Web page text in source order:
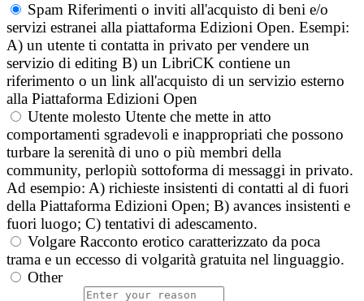
Spam Riferimenti o inviti all'acquisto di beni e/o
servizi estranei alla piattaforma Edizioni Open. Esempi:
A) un utente ti contatta in privato per vendere un
servizio di editing B) un LibriCK contiene un
riferimento o un link all'acquisto di un servizio esterno
alla Piattaforma Edizioni Open
Utente molesto Utente che mette in atto
comportamenti sgradevoli e inappropriati che possono
turbare la serenità di uno o più membri della
community, perlopiù sottoforma di messaggi in privato.
Ad esempio: A) richieste insistenti di contatti al di fuori
della Piattaforma Edizioni Open; B) avances insistenti e
fuori luogo; C) tentativi di adescamento.
Volgare Racconto erotico caratterizzato da poca
trama e un eccesso di volgarità gratuita nel linguaggio.
Other